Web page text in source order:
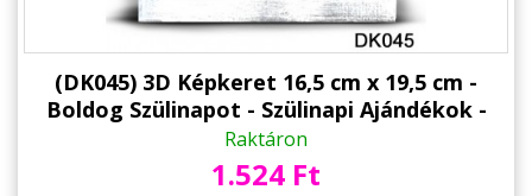
Ajándék Gyerekeknek
Családtagoknak
Barátnak/Barátnőnek
(DK045) 3D Képkeret 16,5 cm x 19,5 cm -
Boldog Szülinapot - Szülinapi Ajándékok -
Unikornisos Ajándékok
Raktáron
1.524 Ft